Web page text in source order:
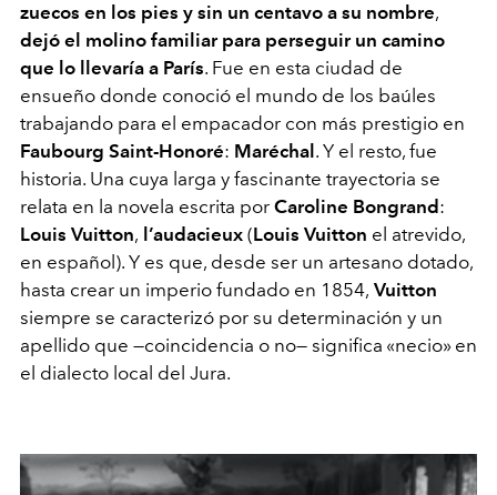
zuecos en los pies y sin un centavo a su nombre,
dejó el molino familiar para perseguir un camino
que lo llevaría a París. Fue en esta ciudad de
ensueño donde conoció el mundo de los baúles
trabajando para el empacador con más prestigio en
Faubourg Saint-Honoré: Maréchal . Y el resto, fue
historia. Una cuya larga y fascinante trayectoria se
relata en la novela escrita por Caroline Bongrand :
Louis Vuitton, l’audacieux (Louis Vuitton el atrevido,
en español). Y es que, desde ser un artesano dotado,
hasta crear un imperio fundado en 1854, Vuitton
siempre se caracterizó por su determinación y un
apellido que —coincidencia o no— significa «necio»en
el dialecto local del Jura.